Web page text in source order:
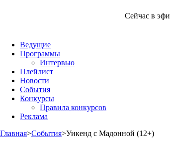
Сейчас в
Ведущие
Программы
Интервью
Плейлист
Новости
События
Конкурсы
Правила конкурсов
Реклама
Главная>События>Уикенд с Мадонной (12+)